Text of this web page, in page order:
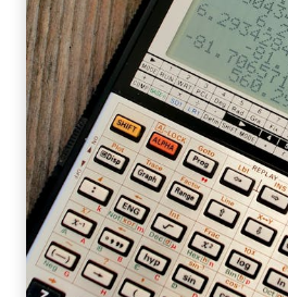
:
CONSEILS
PRATIQUES